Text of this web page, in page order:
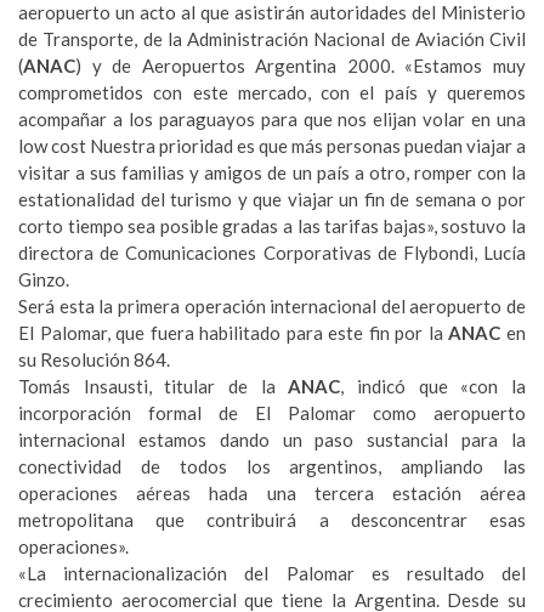
aeropuerto un acto al que asistirán autoridades del Ministerio
de Transporte, de la Administración Nacional de Aviación Civil
(ANAC) y de Aeropuertos Argentina 2000. «Estamos muy
comprometidos con este mercado, con el país y queremos
acompañar a los paraguayos para que nos elijan volar en una
low cost Nuestra prioridad es que más personas puedan viajar a
visitar a sus familias y amigos de un país a otro, romper con la
estationalidad del turismo y que viajar un fin de semana o por
corto tiempo sea posible gradas a las tarifas bajas», sostuvo la
directora de Comunicaciones Corporativas de Flybondi, Lucía
Ginzo.
Será esta la primera operación internacional del aeropuerto de
El Palomar, que fuera habilitado para este fin por laANAC en
su Resolución 864.
Tomás Insausti, titular de laANAC, indicó que «con la
incorporación formal de El Palomar como aeropuerto
internacional estamos dando un paso sustancial para la
conectividad de todos los argentinos, ampliando las
operaciones aéreas hada una tercera estación aérea
metropolitana que contribuirá a desconcentrar esas
operaciones».
«La internacionalización del Palomar es resultado del
crecimiento aerocomercial que tiene la Argentina. Desde su